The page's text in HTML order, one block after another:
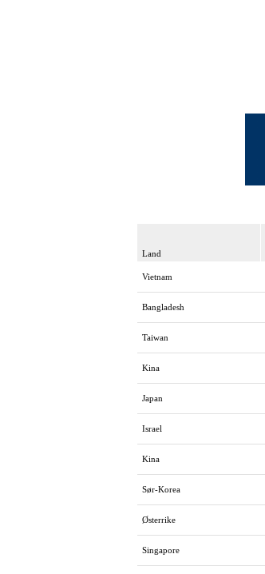
Land
Vietnam
Bangladesh
Taiwan
Kina
Japan
Israel
Kina
Sør-Korea
Østerrike
Singapore